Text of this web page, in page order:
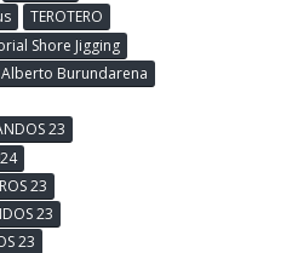
TEROTERO
Shore Jigging
Alberto Burundarena
23
23
23
23